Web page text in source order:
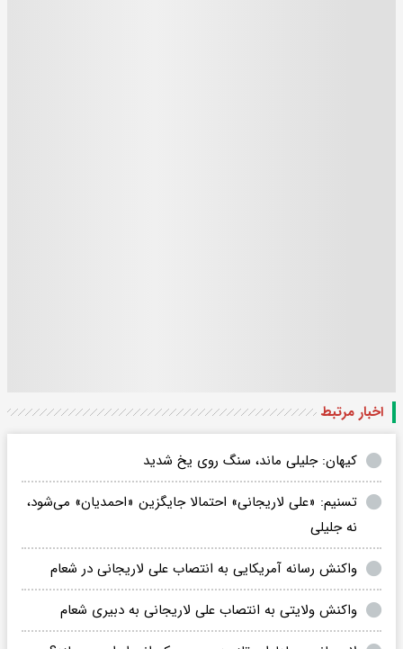
اخبار مرتبط
کیهان: جلیلی ماند، سنگ روی یخ شدید
تسنیم: «علی لاریجانی» احتمالا جایگزین «احمدیان» می‌شود،
نه جلیلی
واکنش رسانه آمریکایی به انتصاب علی لاریجانی در شعام
واکنش ولایتی به انتصاب علی لاریجانی به دبیری شعام